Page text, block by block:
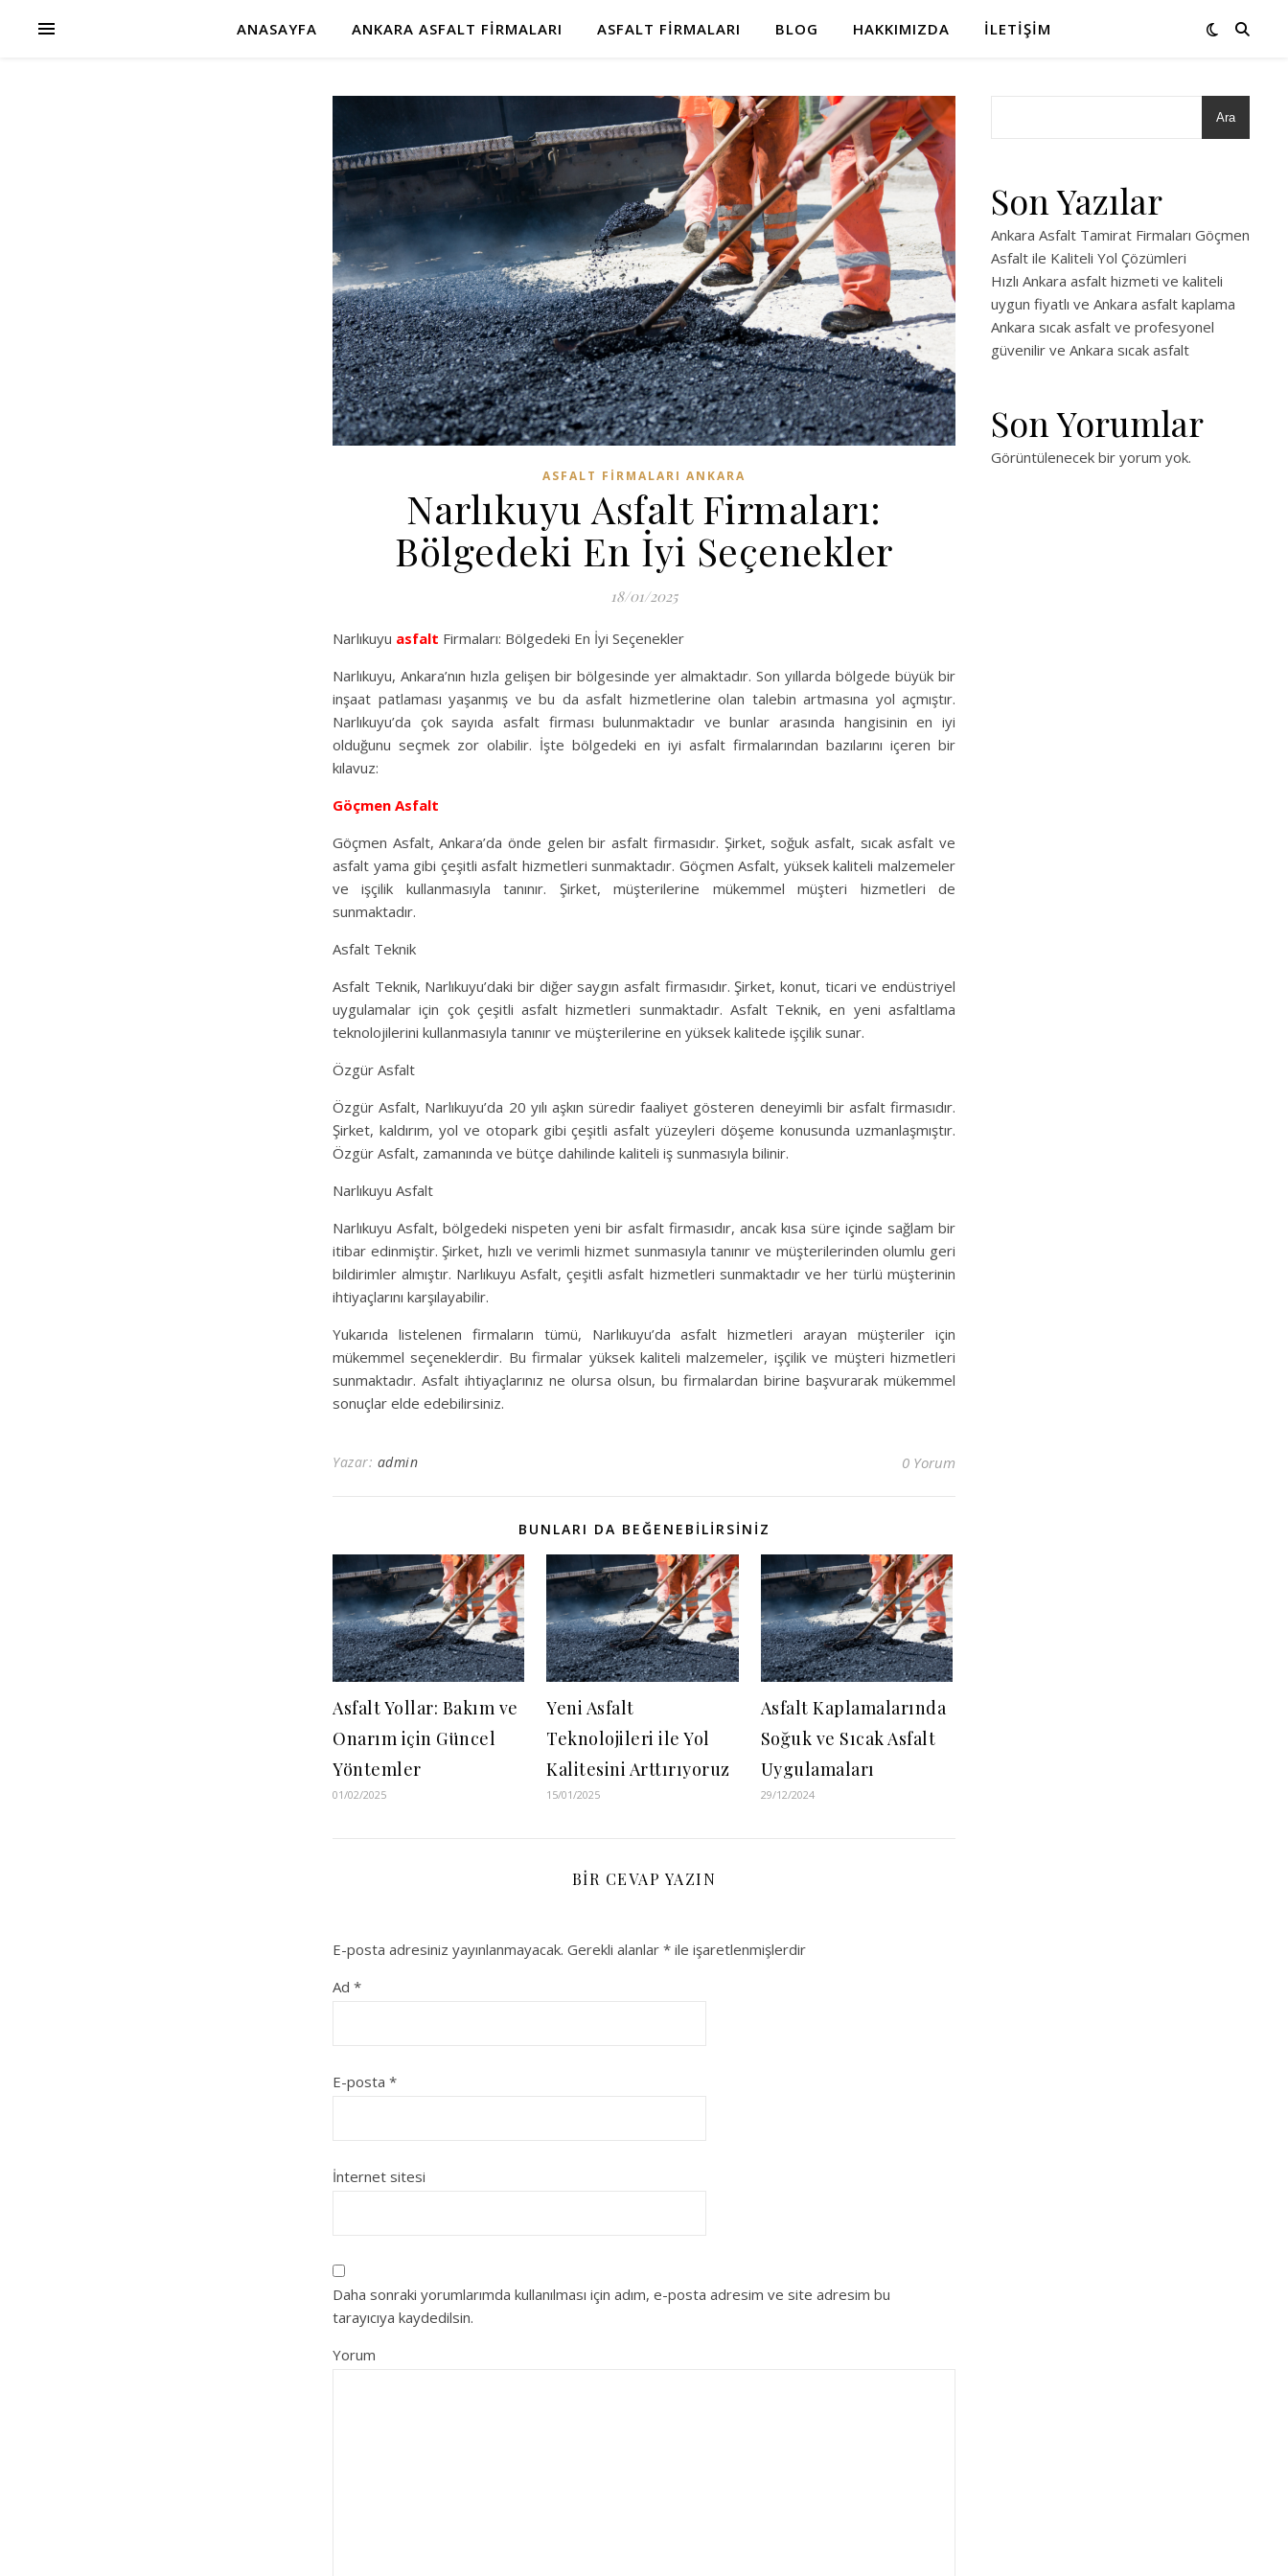
ANASAYFA ANKARA ASFALT FIRMALARI ASFALT FIRMALARI BLOG HAKKIMIZDA İLETIŞIM
ASFALT FIRMALARI ANKARA
Narlıkuyu Asfalt Firmaları:
Bölgedeki En İyi Seçenekler
18/01/2025
Narlıkuyu asfalt Firmaları: Bölgedeki En İyi Seçenekler
Narlıkuyu, Ankara’nın hızla gelişen bir bölgesinde yer almaktadır. Son yıllarda bölgede büyük bir
inşaat patlaması yaşanmış ve bu da asfalt hizmetlerine olan talebin artmasına yol açmıştır.
Narlıkuyu’da çok sayıda asfalt firması bulunmaktadır ve bunlar arasında hangisinin en iyi
olduğunu seçmek zor olabilir. İşte bölgedeki en iyi asfalt firmalarından bazılarını içeren bir
kılavuz:
Göçmen Asfalt
Göçmen Asfalt, Ankara’da önde gelen bir asfalt firmasıdır. Şirket, soğuk asfalt, sıcak asfalt ve
asfalt yama gibi çeşitli asfalt hizmetleri sunmaktadır. Göçmen Asfalt, yüksek kaliteli malzemeler
ve işçilik kullanmasıyla tanınır. Şirket, müşterilerine mükemmel müşteri hizmetleri de
sunmaktadır.
Asfalt Teknik
Asfalt Teknik, Narlıkuyu’daki bir diğer saygın asfalt firmasıdır. Şirket, konut, ticari ve endüstriyel
uygulamalar için çok çeşitli asfalt hizmetleri sunmaktadır. Asfalt Teknik, en yeni asfaltlama
teknolojilerini kullanmasıyla tanınır ve müşterilerine en yüksek kalitede işçilik sunar.
Özgür Asfalt
Özgür Asfalt, Narlıkuyu’da 20 yılı aşkın süredir faaliyet gösteren deneyimli bir asfalt firmasıdır.
Şirket, kaldırım, yol ve otopark gibi çeşitli asfalt yüzeyleri döşeme konusunda uzmanlaşmıştır.
Özgür Asfalt, zamanında ve bütçe dahilinde kaliteli iş sunmasıyla bilinir.
Narlıkuyu Asfalt
Narlıkuyu Asfalt, bölgedeki nispeten yeni bir asfalt firmasıdır, ancak kısa süre içinde sağlam bir
itibar edinmiştir. Şirket, hızlı ve verimli hizmet sunmasıyla tanınır ve müşterilerinden olumlu geri
bildirimler almıştır. Narlıkuyu Asfalt, çeşitli asfalt hizmetleri sunmaktadır ve her türlü müşterinin
ihtiyaçlarını karşılayabilir.
Yukarıda listelenen firmaların tümü, Narlıkuyu’da asfalt hizmetleri arayan müşteriler için
mükemmel seçeneklerdir. Bu firmalar yüksek kaliteli malzemeler, işçilik ve müşteri hizmetleri
sunmaktadır. Asfalt ihtiyaçlarınız ne olursa olsun, bu firmalardan birine başvurarak mükemmel
sonuçlar elde edebilirsiniz.
Yazar: admin 0 Yorum
BUNLARI DA BEĞENEBILIRSINIZ
Asfalt Yollar: Bakım ve
Onarım için Güncel
Yöntemler
01/02/2025
Yeni Asfalt
Teknolojileri ile Yol
Kalitesini Arttırıyoruz
15/01/2025
Asfalt Kaplamalarında
Soğuk ve Sıcak Asfalt
Uygulamaları
29/12/2024
BIR CEVAP YAZIN
E-posta adresiniz yayınlanmayacak. Gerekli alanlar * ile işaretlenmişlerdir
Ad *
E-posta *
İnternet sitesi
Daha sonraki yorumlarımda kullanılması için adım, e-posta adresim ve site adresim bu
tarayıcıya kaydedilsin.
Yorum
Ara
Son Yazılar
Ankara Asfalt Tamirat Firmaları Göçmen
Asfalt ile Kaliteli Yol Çözümleri
Hızlı Ankara asfalt hizmeti ve kaliteli
uygun fiyatlı ve Ankara asfalt kaplama
Ankara sıcak asfalt ve profesyonel
güvenilir ve Ankara sıcak asfalt
Son Yorumlar
Görüntülenecek bir yorum yok.